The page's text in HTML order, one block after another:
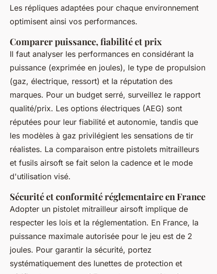
Les répliques adaptées pour chaque environnement
optimisent ainsi vos performances.
Comparer puissance, fiabilité et prix
Il faut analyser les performances en considérant la
puissance (exprimée en joules), le type de propulsion
(gaz, électrique, ressort) et la réputation des
marques. Pour un budget serré, surveillez le rapport
qualité/prix. Les options électriques (AEG) sont
réputées pour leur fiabilité et autonomie, tandis que
les modèles à gaz privilégient les sensations de tir
réalistes. La comparaison entre pistolets mitrailleurs
et fusils airsoft se fait selon la cadence et le mode
d'utilisation visé.
Sécurité et conformité réglementaire en France
Adopter un pistolet mitrailleur airsoft implique de
respecter les lois et la réglementation. En France, la
puissance maximale autorisée pour le jeu est de 2
joules. Pour garantir la sécurité, portez
systématiquement des lunettes de protection et